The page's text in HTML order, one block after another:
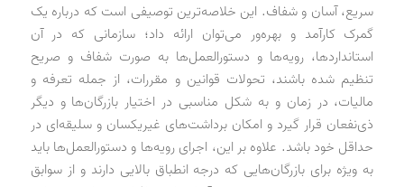
سریع، آسان و شفاف. این خلاصه‌ترین توصیفی است که درباره یک
گمرک کارآمد و بهره‌ور می‌توان ارائه داد؛ سازمانی که در آن
استانداردها، رویه‌ها و دستورالعمل‌ها به صورت شفاف و صریح
تنظیم شده باشند، تحولات قوانین و مقررات، از جمله تعرفه و
مالیات، در زمان و به شکل مناسبی در اختیار بازرگان‌ها و دیگر
ذی‌نفعان قرار گیرد و امکان برداشت‌های غیریکسان و سلیقه‌ای در
حداقل خود باشد. علاوه بر این، اجرای رویه‌ها و دستورالعمل‌ها باید
به ویژه برای بازرگان‌هایی که درجه انطباق بالایی دارند و از سوابق